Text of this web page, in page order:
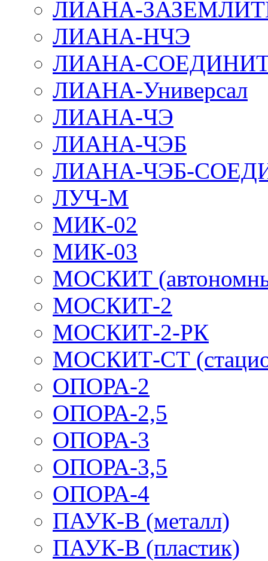
ЛИАНА-
ЛИАНА-НЧЭ
ЛИАНА-
ЛИАНА-Универсал
ЛИАНА-ЧЭ
ЛИАНА-ЧЭБ
ЛИАНА-ЧЭБ-
ЛУЧ-М
МИК-02
МИК-03
МОСКИТ
МОСКИТ-2
МОСКИТ-2-РК
МОСКИТ-СТ
ОПОРА-2
ОПОРА-2,5
ОПОРА-3
ОПОРА-3,5
ОПОРА-4
ПАУК-В (металл)
ПАУК-В (пластик)